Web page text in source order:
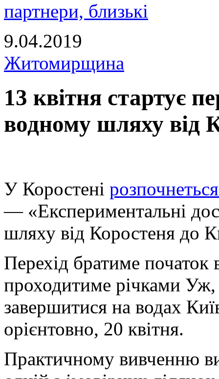
партнери, близькі
9.04.2019
Житомирщина
13 квітня стартує
водному шляху від
У Коростені
— «Експериментальні
шляху від Коростеня до
Перехід братиме початок
проходитиме річками
завершитися на водах
орієнтовно, 20 квітня.
Практичному вивченню